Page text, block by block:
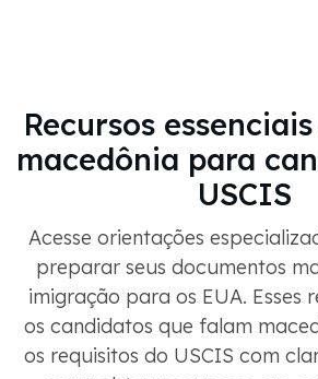
Recursos
macedônia para
USCIS
Acesse orientações
preparar seus documentos
imigração para os EUA. Esses
os candidatos que falam
os requisitos do USCIS com